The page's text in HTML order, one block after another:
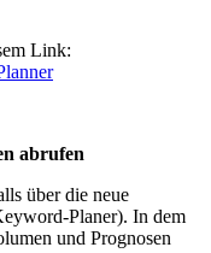
Link:
abrufen
über die neue
Planer). In dem
und Prognosen